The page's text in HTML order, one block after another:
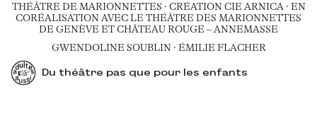
THÉÂTRE DE MARIONNETTES · CRÉATION CIE ARNICA · EN
CORÉALISATION AVEC LE THÉÂTRE DES MARIONNETTES
DE GENÈVE ET CHÂTEAU ROUGE – ANNEMASSE
GWENDOLINE SOUBLIN · ÉMILIE FLACHER
Du théâtre pas que pour les enfants